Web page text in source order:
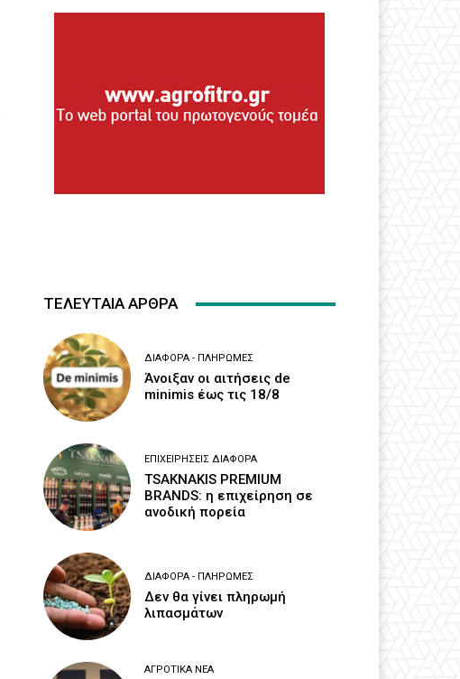
ΤΕΛΕΥΤΑΙΑ ΑΡΘΡΑ
ΔΙΆΦΟΡΑ - ΠΛΗΡΩΜΈΣ
Άνοιξαν οι αιτήσεις de
minimis έως τις 18/8
ΕΠΙΧΕΙΡΉΣΕΙΣ ΔΙΆΦΟΡΑ
TSAKNAKIS PREMIUM
BRANDS: η επιχείρηση σε
ανοδική πορεία
ΔΙΆΦΟΡΑ - ΠΛΗΡΩΜΈΣ
Δεν θα γίνει πληρωμή
λιπασμάτων
ΑΓΡΟΤΙΚΆ ΝΈΑ